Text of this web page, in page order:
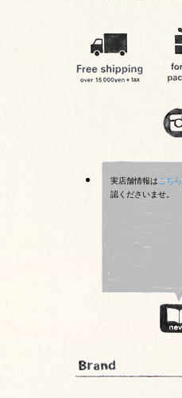
実店舗情報はこちら
認くださいませ。